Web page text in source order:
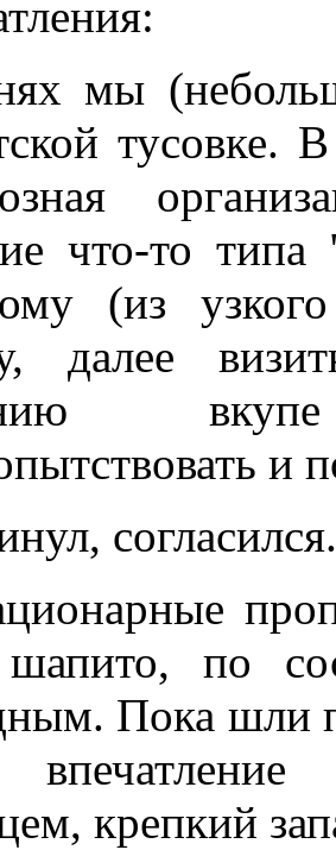
мы
тусовке.
что-то
(из
далее
и
по
Пока шли
кpепкий